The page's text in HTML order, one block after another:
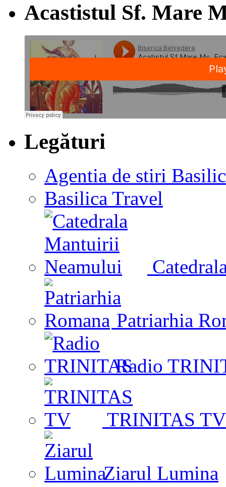
Acastistul Sf. Mare
Legături
Agentia de stiri
Basilica Travel
Patriarhia
Radio
TRINITAS TV
Ziarul Lumina